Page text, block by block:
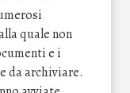
quale non
e i
da archiviare.